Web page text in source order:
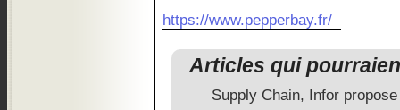
https://www.pepperbay.fr/
Articles qui
Supply Chain, Infor